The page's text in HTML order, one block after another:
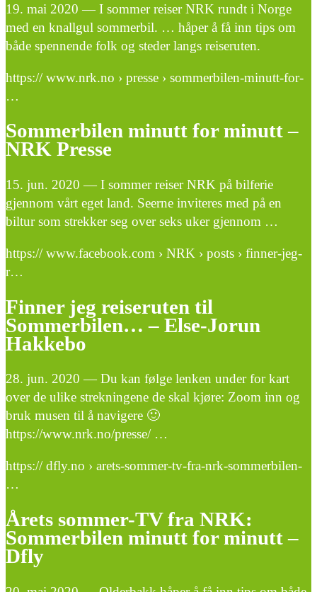
19. mai 2020 — I sommer reiser NRK rundt i Norge
med en knallgul sommerbil. … håper å få inn tips om
både spennende folk og steder langs reiseruten.
https:// www.nrk.no › presse › sommerbilen-minutt-for-
…
Sommerbilen minutt for minutt –
NRK Presse
15. jun. 2020 — I sommer reiser NRK på bilferie
gjennom vårt eget land. Seerne inviteres med på en
biltur som strekker seg over seks uker gjennom …
https:// www.facebook.com › NRK › posts › finner-jeg-
r…
Finner jeg reiseruten til
Sommerbilen… – Else-Jorun
Hakkebo
28. jun. 2020 — Du kan følge lenken under for kart
over de ulike strekningene de skal kjøre: Zoom inn og
bruk musen til å navigere 🙂
https://www.nrk.no/presse/ …
https:// dfly.no › arets-sommer-tv-fra-nrk-sommerbilen-
…
Årets sommer-TV fra NRK:
Sommerbilen minutt for minutt –
Dfly